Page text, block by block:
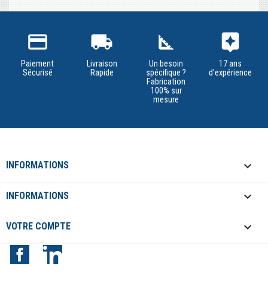
credit_card
Paiement
Sécurisé
local_shipping
Livraison
Rapide
square_foot
Un besoin
spécifique ?
Fabrication
100% sur
mesure
assistant
17 ans
d'expérience
INFORMATIONS keyboard_arrow_down
INFORMATIONS 
VOTRE COMPTE 
FacebookLinkedIn